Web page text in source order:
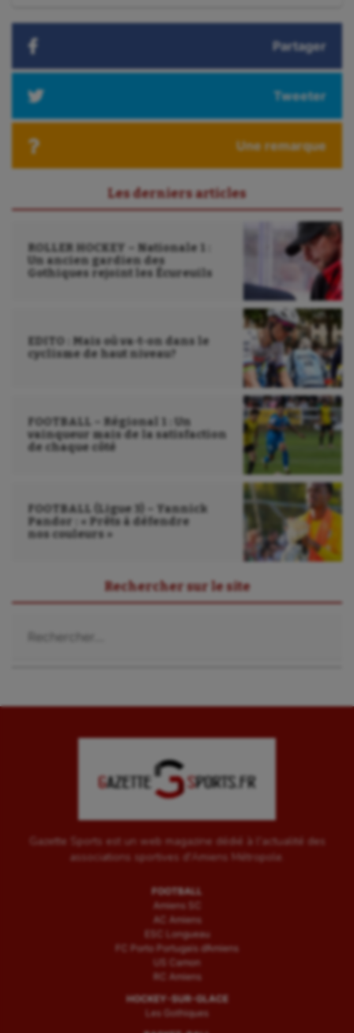
Ultimate frisbee
Wakeboard
Water-polo
Partager
Tweeter
Une remarque
Les derniers articles
ROLLER HOCKEY – Nationale 1 :
Un ancien gardien des
Gothiques rejoint les Écureuils
EDITO : Mais où va-t-on dans le
cyclisme de haut niveau?
FOOTBALL – Régional 1 : Un
vainqueur mais de la satisfaction
de chaque côté
FOOTBALL (Ligue 3) – Yannick
Pandor : « Prêts à défendre
nos couleurs »
Rechercher sur le site
Gazette Sports est un web magazine dédié à l'actualité des
associations sportives d'Amiens Métropole.
FOOTBALL
Amiens SC
AC Amiens
ESC Longueau
FC Porto Portugais d’Amiens
US Camon
RC Amiens
HOCKEY-SUR-GLACE
Les Gothiques